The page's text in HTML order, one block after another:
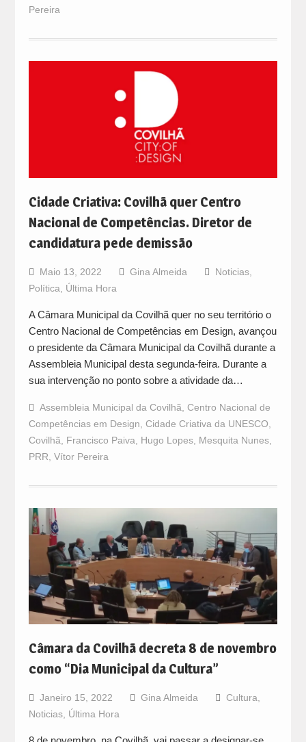
Pereira
Cidade Criativa: Covilhã quer Centro
Nacional de Competências. Diretor de
candidatura pede demissão
Maio 13, 2022 Gina Almeida Noticias,
Política
Última Hora
A Câmara Municipal da Covilhã quer no seu território o
Centro Nacional de Competências em Design, avançou
o presidente da Câmara Municipal da Covilhã durante a
Assembleia Municipal desta segunda-feira. Durante a
sua intervenção no ponto sobre a atividade da…
Assembleia Municipal da Covilhã Centro Nacional de
Competências em Design Cidade Criativa da UNESCO
Covilhã
Francisco Paiva Hugo Lopes, Mesquita Nunes,
PRR Vítor Pereira
Câmara da Covilhã decreta 8 de novembro
como “Dia Municipal da Cultura”
Janeiro 15, 2022 Gina Almeida Cultura
Noticias, Última Hora